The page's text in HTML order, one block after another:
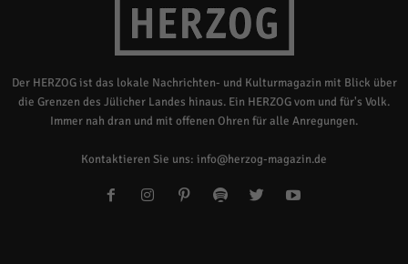
Der HERZOG ist das lokale Nachrichten- und Kulturmagazin mit Blick über
die Grenzen des Jülicher Landes hinaus. Ein HERZOG vom und für's Volk.
Immer nah dran und mit offenen Ohren für alle Anregungen.
Kontaktieren Sie uns: info@herzog-magazin.de